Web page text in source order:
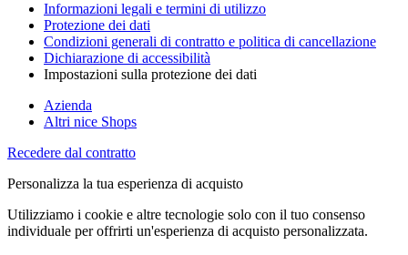
Informazioni legali e termini di utilizzo
Protezione dei dati
Condizioni generali di contratto e politica di cancellazione
Dichiarazione di accessibilità
Impostazioni sulla protezione dei dati
Azienda
Altri nice Shops
Recedere dal contratto
Personalizza la tua esperienza di acquisto
Utilizziamo i cookie e altre tecnologie solo con il tuo consenso
individuale per offrirti un'esperienza di acquisto personalizzata.